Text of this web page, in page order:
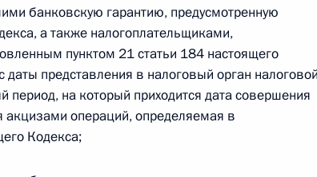
дата принятия
Найти документ
банковскую гарантию, предусмотренную
а также налогоплательщиками,
пунктом 21 статьи 184 настоящего
представления в налоговый орган налоговой
на который приходится дата совершения
операций, определяемая в
Кодекса;